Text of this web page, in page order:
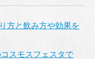
方と飲み方や効果を
スモスフェスタで